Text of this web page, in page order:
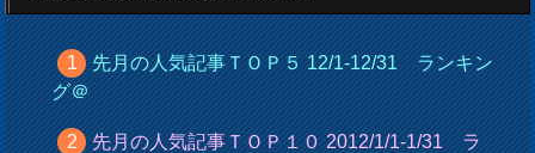
先月の人気記事ＴＯＰ５ 12/1-12/31 ランキン
グ＠
先月の人気記事ＴＯＰ１０ 2012/1/1-1/31 ラ